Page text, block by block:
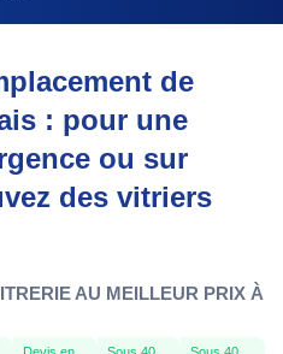
de
: pour une
ou sur
des vitriers
AU MEILLEUR PRIX À